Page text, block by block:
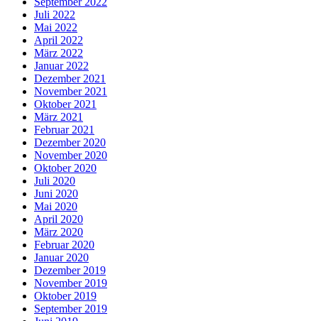
Juli 2022
Mai 2022
April 2022
März 2022
Januar 2022
Dezember 2021
November 2021
Oktober 2021
März 2021
Februar 2021
Dezember 2020
November 2020
Oktober 2020
Juli 2020
Juni 2020
Mai 2020
April 2020
März 2020
Februar 2020
Januar 2020
Dezember 2019
November 2019
Oktober 2019
September 2019